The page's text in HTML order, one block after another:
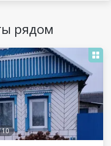
рядом
10